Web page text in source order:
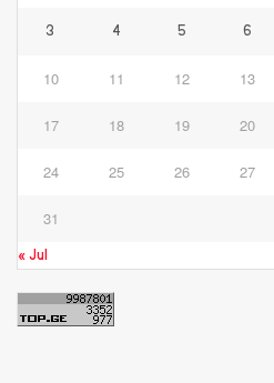
3 4 5 6
10 11 12 13
17 18 19 20
24 25 26 27
31
« Jul